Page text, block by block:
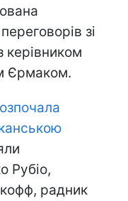
зі
керівником
Єрмаком.
Рубіо,
радник